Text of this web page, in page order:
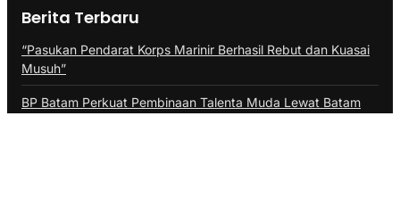
Berita Terbaru
“Pasukan Pendarat Korps Marinir Berhasil Rebut dan Kuasai
Musuh”
BP Batam Perkuat Pembinaan Talenta Muda Lewat Batam